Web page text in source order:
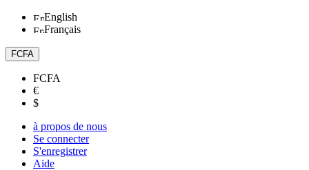
English
Français
FCFA
FCFA
€
$
à propos de nous
Se connecter
S'enregistrer
Aide